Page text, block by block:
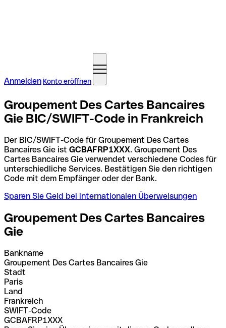
Anmelden Konto eröffnen
Groupement Des Cartes Bancaires
Gie BIC/SWIFT-Code in Frankreich
Der BIC/SWIFT-Code für Groupement Des Cartes
Bancaires Gie ist GCBAFRP1XXX. Groupement Des
Cartes Bancaires Gie verwendet verschiedene Codes für
unterschiedliche Services. Bestätigen Sie den richtigen
Code mit dem Empfänger oder der Bank.
Sparen Sie Geld bei internationalen Überweisungen
Groupement Des Cartes Bancaires
Gie
Bankname
Groupement Des Cartes Bancaires Gie
Stadt
Paris
Land
Frankreich
SWIFT-Code
GCBAFRP1XXX